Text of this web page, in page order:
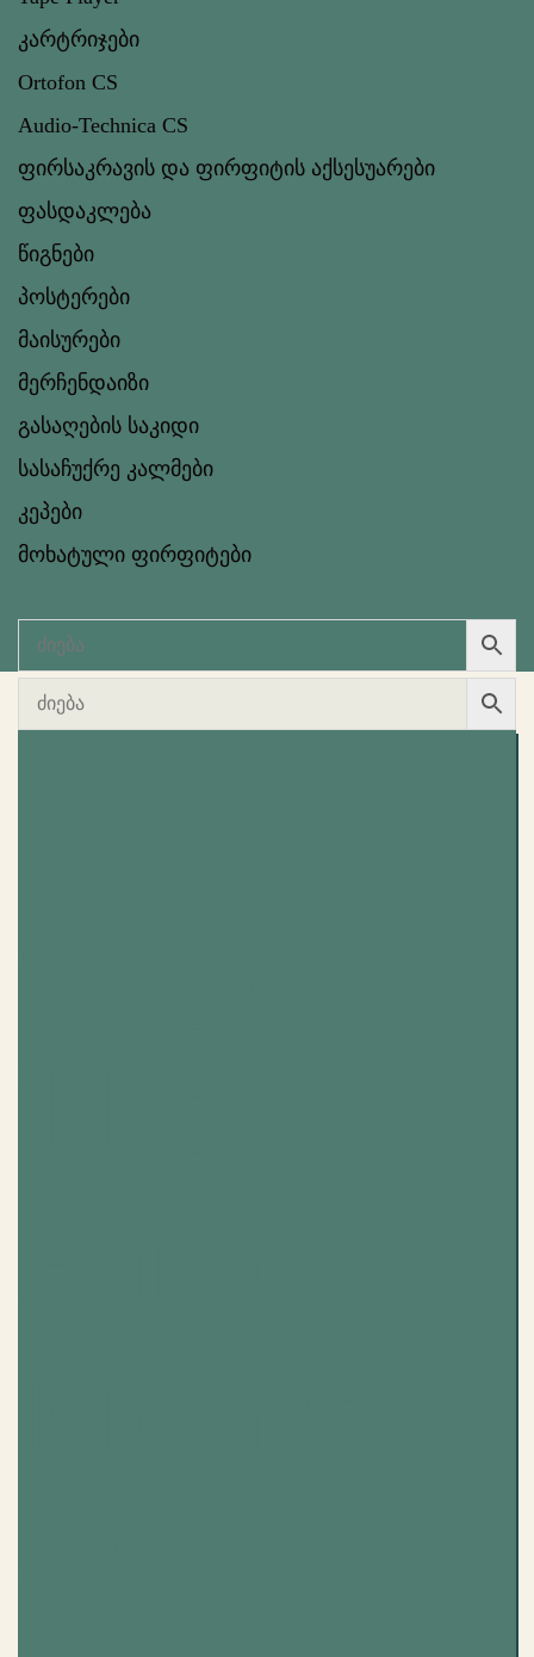
კარტრიჯები
Ortofon CS
Audio-Technica CS
ფირსაკრავის და ფირფიტის აქსესუარები
ფასდაკლება
წიგნები
პოსტერები
მაისურები
მერჩენდაიზი
გასაღების საკიდი
სასაჩუქრე კალმები
კეპები
მოხატული ფირფიტები